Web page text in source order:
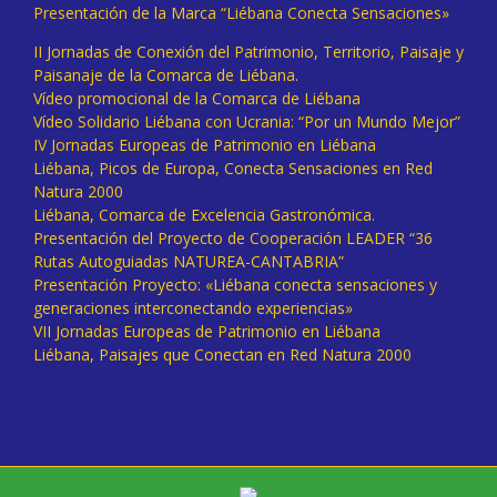
Presentación de la Marca “Liébana Conecta Sensaciones»
II Jornadas de Conexión del Patrimonio, Territorio, Paisaje y
Paisanaje de la Comarca de Liébana.
Vídeo promocional de la Comarca de Liébana
Vídeo Solidario Liébana con Ucrania: “Por un Mundo Mejor”
IV Jornadas Europeas de Patrimonio en Liébana
Liébana, Picos de Europa, Conecta Sensaciones en Red
Natura 2000
Liébana, Comarca de Excelencia Gastronómica.
Presentación del Proyecto de Cooperación LEADER “36
Rutas Autoguiadas NATUREA-CANTABRIA”
Presentación Proyecto: «Liébana conecta sensaciones y
generaciones interconectando experiencias»
VII Jornadas Europeas de Patrimonio en Liébana
Liébana, Paisajes que Conectan en Red Natura 2000